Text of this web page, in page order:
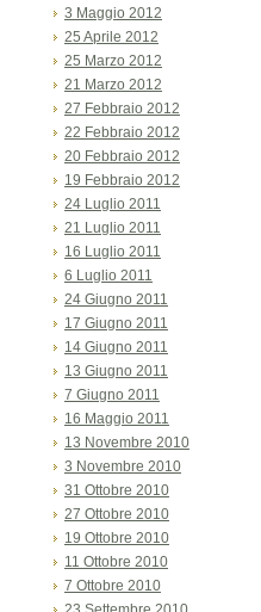
3 Maggio 2012
25 Aprile 2012
25 Marzo 2012
21 Marzo 2012
27 Febbraio 2012
22 Febbraio 2012
20 Febbraio 2012
19 Febbraio 2012
24 Luglio 2011
21 Luglio 2011
16 Luglio 2011
6 Luglio 2011
24 Giugno 2011
17 Giugno 2011
14 Giugno 2011
13 Giugno 2011
7 Giugno 2011
16 Maggio 2011
13 Novembre 2010
3 Novembre 2010
31 Ottobre 2010
27 Ottobre 2010
19 Ottobre 2010
11 Ottobre 2010
7 Ottobre 2010